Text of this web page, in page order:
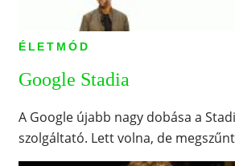
ÉLETMÓD
Google Stadia
A Google újabb nagy dobása a
szolgáltató. Lett volna, de